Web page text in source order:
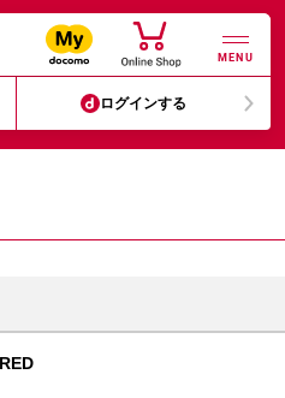
MENU
ログインする